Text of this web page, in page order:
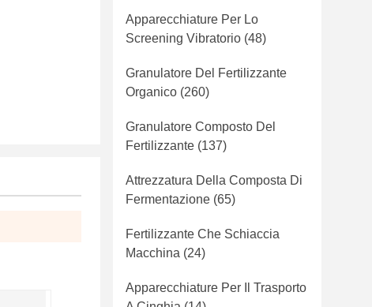
Apparecchiature Per Lo
Screening Vibratorio (48)
Granulatore Del Fertilizzante
Organico (260)
Granulatore Composto Del
Fertilizzante (137)
Attrezzatura Della Composta Di
Fermentazione (65)
Fertilizzante Che Schiaccia
Macchina (24)
Apparecchiature Per Il Trasporto